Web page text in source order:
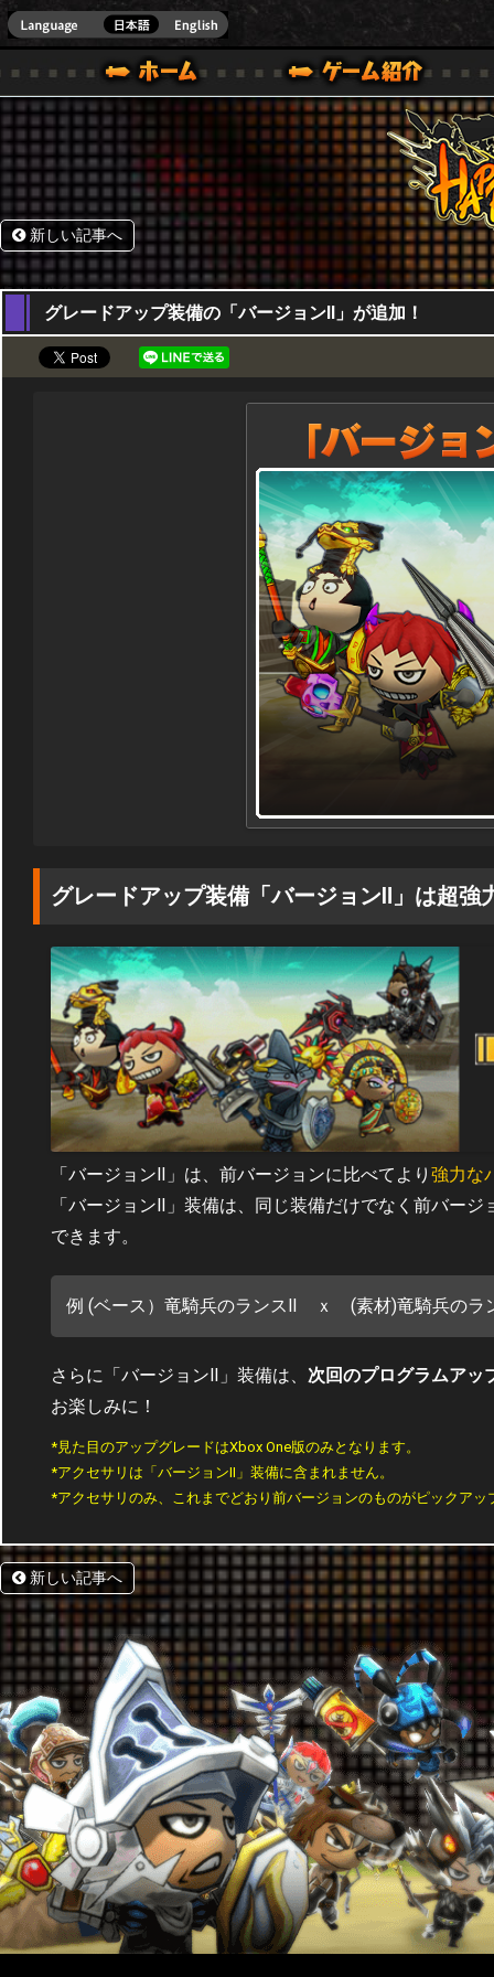
ONE VER.]
ガイド
ル｜HAPPY WARS(ハッピーウォーズ)公式サイト [ XBOX 360,XBOX ONE VER.]
サポート | HAPPY WARS(ハッピーウォーズ)公式サイ
新しい記事へ
17,11,2016
グレードアップ装備の「バージョンⅡ」が追加！
グレードアップ装備「バージョンⅡ」は超強
「バージョンⅡ」は、前バージョンに比べてより 強力な
「バージョンⅡ」装備は、同じ装備だけでなく前バー
できます。
例 (ベース）竜騎兵のランスⅡ ｘ (素材)竜騎兵の
さらに「バージョンⅡ」装備は、 次回のプログラムアッ
お楽しみに！
*見た目のアップグレードはXbox One版のみとなります。
*アクセサリは「バージョンⅡ」装備に含まれません。
*アクセサリのみ、これまでどおり前バージョンのものがピックア
新しい記事へ